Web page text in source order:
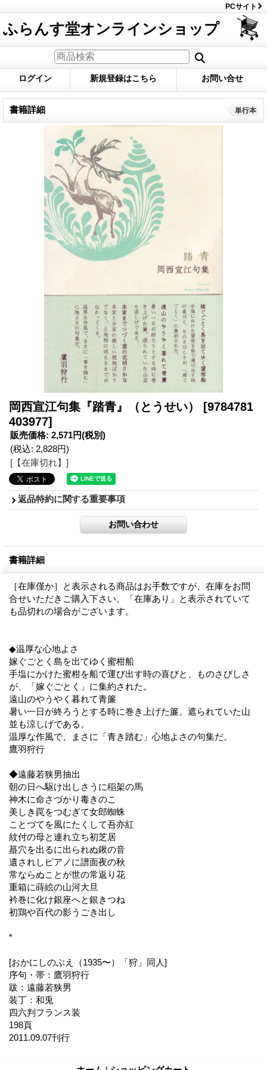
PCサイト
ふらんす堂オンラインショップ
ログイン 新規登録はこちら お問い合せ
書籍詳細 単行本
岡西宣江句集『踏青』（とうせい）
[9784781
403977]
販売価格: 2,571円(税別)
(税込: 2,828円)
[【在庫切れ】]
返品特約に関する重要事項
書籍詳細
［在庫僅か］と表示される商品はお手数ですが、在庫をお問
合せいただきご購入下さい。「在庫あり」と表示されていて
も品切れの場合がございます。
◆温厚な心地よさ
嫁ぐごとく島を出てゆく蜜柑船
手塩にかけた蜜柑を船で運び出す時の喜びと、ものさびしさ
が、「嫁ぐごとく」に集約された。
遠山のやうやく暮れて青簾
暑い一日が終ろうとする時に巻き上げた簾。遮られていた山
並も涼しげである。
温厚な作風で、まさに「青き踏む」心地よさの句集だ。
鷹羽狩行
◆遠藤若狭男抽出
朝の日へ駆け出しさうに稲架の馬
神木に命さづかり毒きのこ
美しき罠をつむぎて女郎蜘蛛
ことづてを風にたくして吾亦紅
紋付の母と連れ立ち初芝居
蟇穴を出るに出られぬ鍬の音
遺されしピアノに譜面夜の秋
常ならぬことが世の常返り花
重箱に蒔絵の山河大旦
衿巻に化け銀座へと銀きつね
初鶏や百代の影うごき出し
*
[おかにしのぶえ（1935〜）「狩」同人]
序句・帯：鷹羽狩行
跋：遠藤若狭男
装丁：和兎
四六判フランス装
198頁
2011.09.07刊行